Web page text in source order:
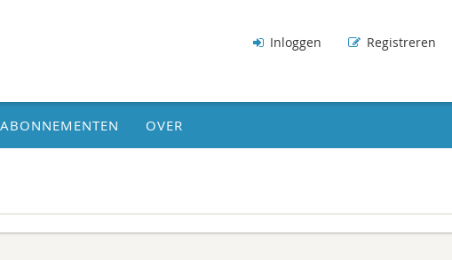
Inloggen Registreren
ABONNEMENTEN OVER